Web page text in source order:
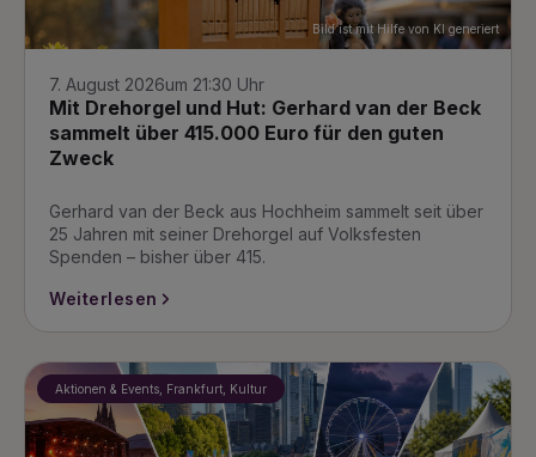
Bild ist mit Hilfe von KI generiert
7. August 2026um 21:30 Uhr
Mit Drehorgel und Hut: Gerhard van der Beck
sammelt über 415.000 Euro für den guten
Zweck
Gerhard van der Beck aus Hochheim sammelt seit über
25 Jahren mit seiner Drehorgel auf Volksfesten
Spenden – bisher über 415.
Weiterlesen
Aktionen & Events, Frankfurt, Kultur